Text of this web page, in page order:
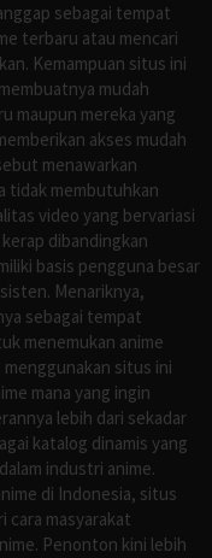
sebagai tempat
terbaru atau mencari
Kemampuan situs ini
mudah
maupun mereka yang
akses mudah
menawarkan
tidak membutuhkan
video yang bervariasi
dibandingkan
basis pengguna besar
Menariknya,
sebagai tempat
menemukan anime
menggunakan situs ini
mana yang ingin
lebih dari sekadar
katalog dinamis yang
industri anime.
di Indonesia, situs
cara masyarakat
Penonton kini lebih